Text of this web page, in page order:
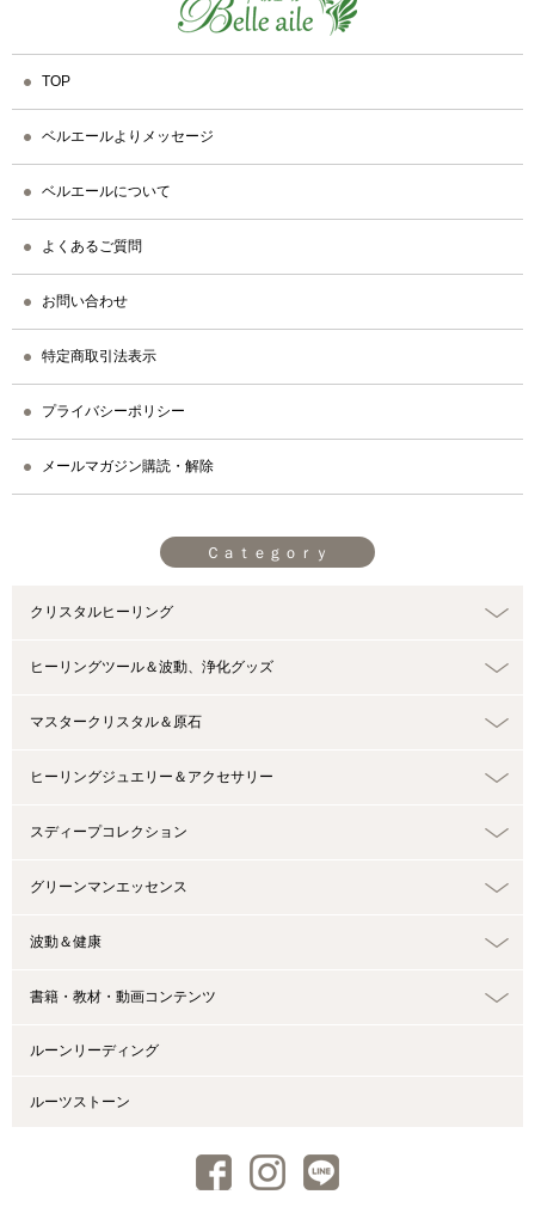
TOP
ベルエールよりメッセージ
ベルエールについて
よくあるご質問
お問い合わせ
特定商取引法表示
プライバシーポリシー
メールマガジン購読・解除
Ｃａｔｅｇｏｒｙ
クリスタルヒーリング
ヒーリングツール＆波動、浄化グッズ
マスタークリスタル＆原石
ヒーリングジュエリー＆アクセサリー
スディープコレクション
グリーンマンエッセンス
波動＆健康
書籍・教材・動画コンテンツ
ルーンリーディング
ルーツストーン